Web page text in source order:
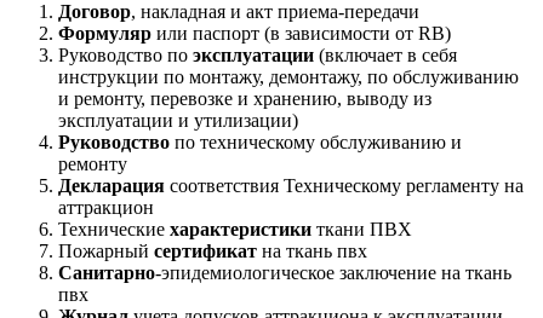
Договор, накладная и акт приема-передачи
Формуляр или паспорт (в зависимости от RB)
Руководство по эксплуатации (включает в себя
инструкции по монтажу, демонтажу, по обслуживанию
и ремонту, перевозке и хранению, выводу из
эксплуатации и утилизации)
Руководство по техническому обслуживанию и
ремонту
Декларация соответствия Техническому регламенту на
аттракцион
Технические характеристики ткани ПВХ
Пожарный сертификат на ткань пвх
Санитарно-эпидемиологическое заключение на ткань
пвх